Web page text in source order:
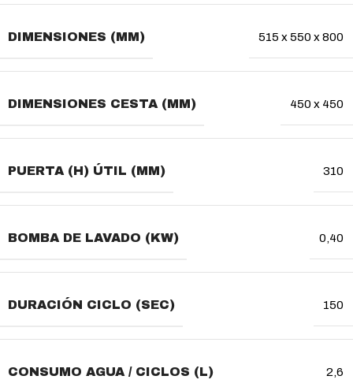
DIMENSIONES (MM) 515 x 550 x 800
DIMENSIONES CESTA (MM) 450 x 450
PUERTA (H) ÚTIL (MM) 310
BOMBA DE LAVADO (KW) 0,40
DURACIÓN CICLO (SEC) 150
CONSUMO AGUA / CICLOS (L) 2,6